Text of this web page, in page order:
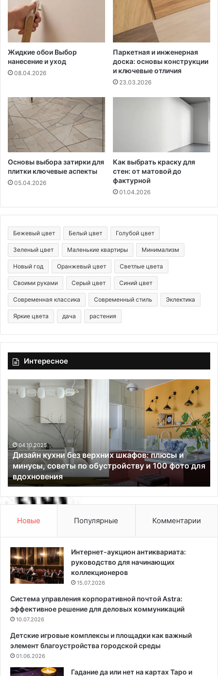
Жидкие обои Выбор
нанесение и уход
08.04.2026
Паркетная и инженерная
доска: основы конструкции
и ключевые отличия
23.03.2026
Основы выбора затирки для
плитки ключевые аспекты
05.04.2026
Как выбрать краску для
стен: от матовой до
фактурной
01.04.2026
Бежевый цвет Белый цвет Голубой цвет
Зеленый цвет Маленькие квартиры Минимализм
Новый год Оранжевый цвет Светлые цвета
Своими руками Серый цвет Синий цвет
Современная классика Современный стиль Эклектика
Яркие цвета дача растения
Интересное
е
г
е
н
н
ы
й
л
и
о
л
е
у
м
04.06.2025
Гетерогенный линолеум
Новые Популярные Комментарии
Интернет-аукцион антиквариата:
руководство для начинающих
коллекционеров
15.07.2026
Система управления корпоративной почтой Astra:
эффективное решение для деловых коммуникаций
10.07.2026
Детские игровые комплексы и площадки как важный
элемент благоустройства городской среды
01.06.2026
Гадание да или нет на картах Таро и